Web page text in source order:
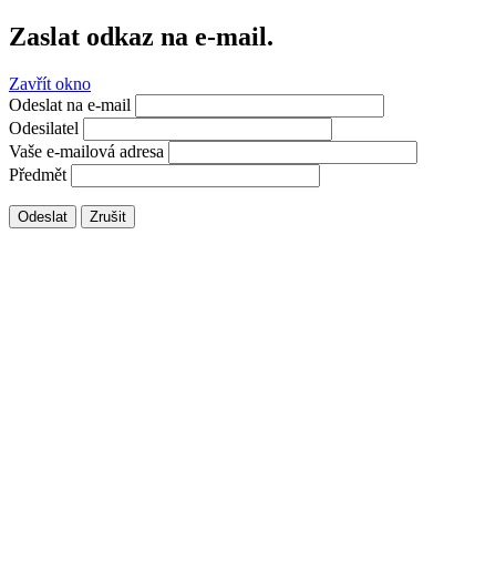
Zaslat odkaz na e-mail.
Zavřít okno
Odeslat na e-mail
Odesilatel
Vaše e-mailová adresa
Předmět
Odeslat Zrušit